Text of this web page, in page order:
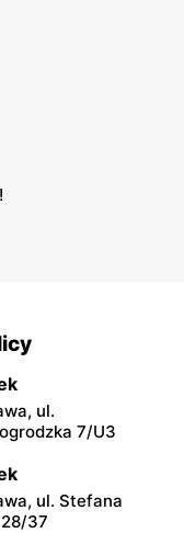
ul.
7/U3
ul. Stefana
37